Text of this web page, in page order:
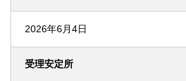
2026年6月4日
受理安定所